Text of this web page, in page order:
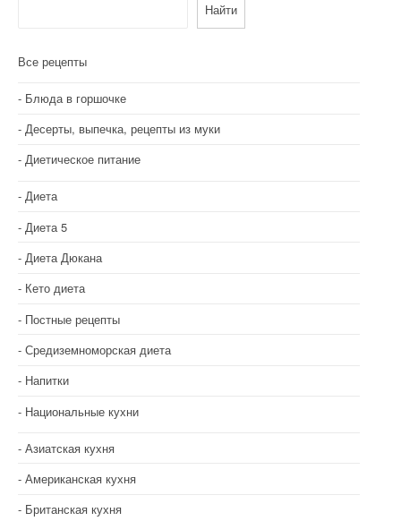
Найти
Все рецепты
Блюда в горшочке
Десерты, выпечка, рецепты из муки
Диетическое питание
Диета
Диета 5
Диета Дюкана
Кето диета
Постные рецепты
Средиземноморская диета
Напитки
Национальные кухни
Азиатская кухня
Американская кухня
Британская кухня